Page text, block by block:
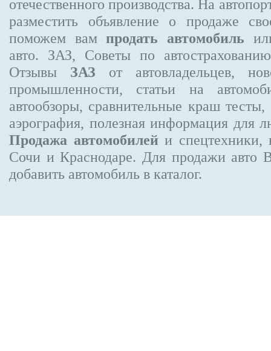
отечественного производства. На
разместить объявление о продаже
поможем вампродать автомобиль
авто. ЗАЗ, Советы по
Отзывы ЗАЗ от автовладельцев,
промышленности, статьи на
автообзоры, сравнительные краш
аэрография, полезная информация для
Продажа автомобилей и спецтехники,
Сочи и Краснодаре. Для продажи авто
добавить автомобиль в каталог.